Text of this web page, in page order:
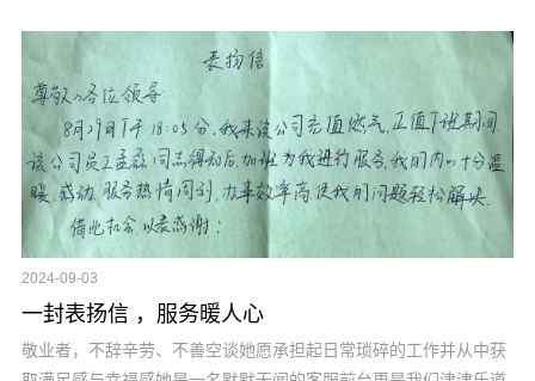
2024-09-03
一封表扬信 ，服务暖人心
敬业者，不辞辛劳、不善空谈她愿承担起日常琐碎的工作并从中获